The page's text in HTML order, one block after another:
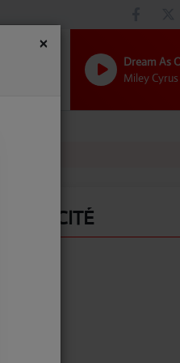
Miley Cyrus
PUBLICITÉ
×